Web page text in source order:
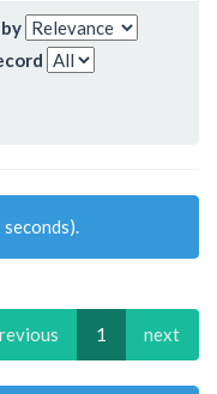
1 next